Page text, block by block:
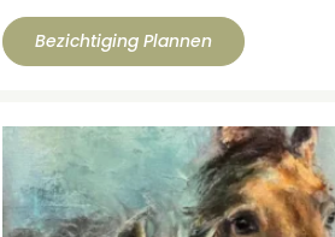
Bezichtiging Plannen